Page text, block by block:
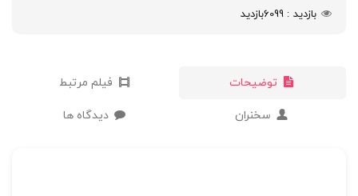
بازدید
6099بازدید
توضیحات فیلم مرتبط
سخنران دیدگاه ها